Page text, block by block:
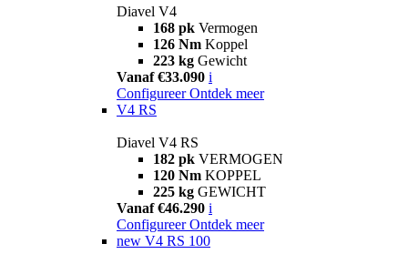
Diavel V4
168 pk Vermogen
126 Nm Koppel
223 kg Gewicht
Vanaf €33.090 i
Configureer Ontdek meer
V4 RS
Diavel V4 RS
182 pk VERMOGEN
120 Nm KOPPEL
225 kg GEWICHT
Vanaf €46.290 i
Configureer Ontdek meer
new V4 RS 100